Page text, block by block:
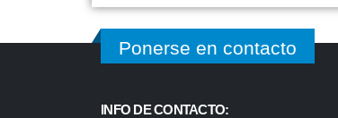
Ponerse en contacto
INFO DE CONTACTO: